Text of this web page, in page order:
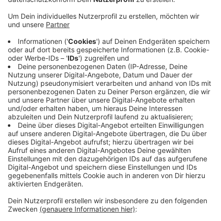
Das Kreisgesundheitsamt hat heute Nachmittag den
Hoffnungsschimmer, die Aufstiegskurve ist sehr viel
flacher als an den vergangenen Tagen. Aktuell gibt es
14 neue Fälle, deutlich weniger als heute vor einer
Woche. Tragisch ist allerdings, dass es einen weiteren
Corona-Toten gibt. Ein älterer Mensch aus Nottuln ist
an dem Virus gestorben. Damit sind seit Ausbruch der
Pandemie 22 Menschen im Kreis Coesfeld an dem
Coronavirus gestorben. Städte und Gemeinden im
Kreis appellieren, sich weiter streng an die Corona-
Regeln zu halten, um das Virus auszubremsen. Polizei
und Ordnungsämter kontrollieren das.
Anzeige